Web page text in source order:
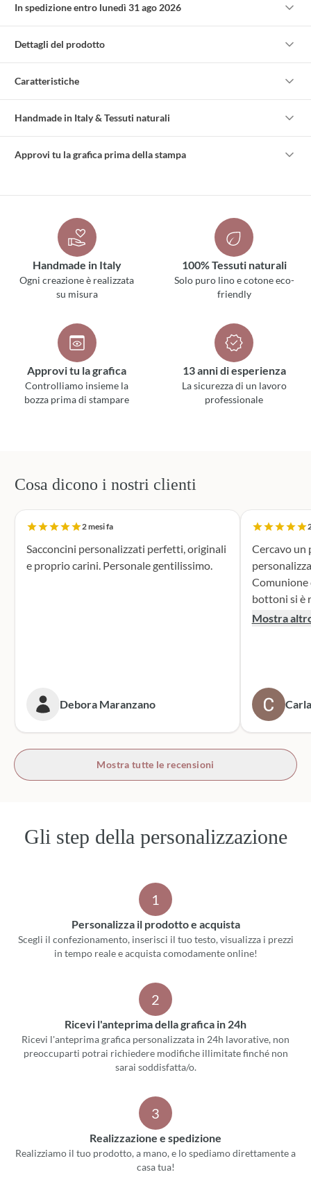
In spedizione entro lunedì 31 ago 2026
Dettagli del prodotto
Caratteristiche
Handmade in Italy & Tessuti naturali
Approvi tu la grafica prima della stampa
Handmade in Italy
Ogni creazione è realizzata
su misura
100% Tessuti naturali
Solo puro lino e cotone eco-
friendly
Approvi tu la grafica
Controlliamo insieme la
bozza prima di stampare
13 anni di esperienza
La sicurezza di un lavoro
professionale
Cosa dicono i nostri clienti
2 mesi fa
Sacconcini personalizzati perfetti, originali
e proprio carini. Personale gentilissimo.
Debora Maranzano
Cercavo
Comunione di
bottoni si è
supporto
prossime
bottoni!
Mostra
Mostra tutte le recensioni
Gli step della personalizzazione
1
Personalizza il prodotto e acquista
Scegli il confezionamento, inserisci il tuo testo, visualizza i prezzi
in tempo reale e acquista comodamente online!
2
Ricevi l'anteprima della grafica in 24h
Ricevi l'anteprima grafica personalizzata in 24h lavorative, non
preoccuparti potrai richiedere modifiche illimitate finché non
sarai soddisfatta/o.
3
Realizzazione e spedizione
Realizziamo il tuo prodotto, a mano, e lo spediamo direttamente a
casa tua!